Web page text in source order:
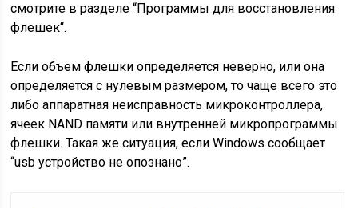
смотрите в разделе “Программы для восстановления
флешек“.
Если объем флешки определяется неверно, или она
определяется с нулевым размером, то чаще всего это
либо аппаратная неисправность микроконтроллера,
ячеек NAND памяти или внутренней микропрограммы
флешки. Такая же ситуация, если Windows сообщает
“usb устройство не опознано”.